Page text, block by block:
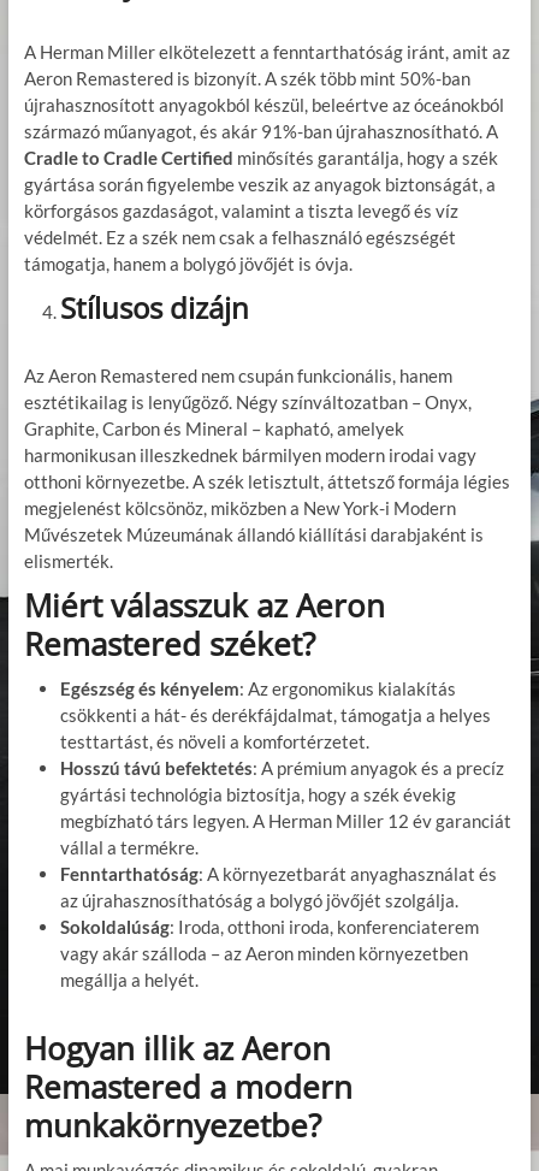
A Herman Miller elkötelezett a fenntarthatóság iránt, amit az
Aeron Remastered is bizonyít. A szék több mint 50%-ban
újrahasznosított anyagokból készül, beleértve az óceánokból
származó műanyagot, és akár 91%-ban újrahasznosítható. A
Cradle to Cradle Certified minősítés garantálja, hogy a szék
gyártása során figyelembe veszik az anyagok biztonságát, a
körforgásos gazdaságot, valamint a tiszta levegő és víz
védelmét. Ez a szék nem csak a felhasználó egészségét
támogatja, hanem a bolygó jövőjét is óvja.
Stílusos dizájn
Az Aeron Remastered nem csupán funkcionális, hanem
esztétikailag is lenyűgöző. Négy színváltozatban – Onyx,
Graphite, Carbon és Mineral – kapható, amelyek
harmonikusan illeszkednek bármilyen modern irodai vagy
otthoni környezetbe. A szék letisztult, áttetsző formája légies
megjelenést kölcsönöz, miközben a New York-i Modern
Művészetek Múzeumának állandó kiállítási darabjaként is
elismerték.
Miért válasszuk az Aeron
Remastered széket?
Egészség és kényelem: Az ergonomikus kialakítás
csökkenti a hát- és derékfájdalmat, támogatja a helyes
testtartást, és növeli a komfortérzetet.
Hosszú távú befektetés: A prémium anyagok és a precíz
gyártási technológia biztosítja, hogy a szék évekig
megbízható társ legyen. A Herman Miller 12 év garanciát
vállal a termékre.
Fenntarthatóság: A környezetbarát anyaghasználat és
az újrahasznosíthatóság a bolygó jövőjét szolgálja.
Sokoldalúság: Iroda, otthoni iroda, konferenciaterem
vagy akár szálloda – az Aeron minden környezetben
megállja a helyét.
Hogyan illik az Aeron
Remastered a modern
munkakörnyezetbe?